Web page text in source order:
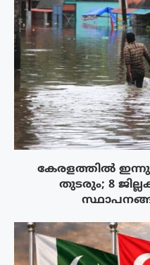
കേരളത്തിൽ
തുടരും; 8